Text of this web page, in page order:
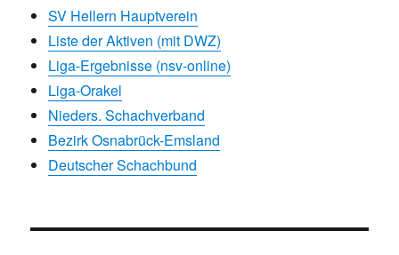
SV Hellern Hauptverein
Liste der Aktiven (mit DWZ)
Liga-Ergebnisse (nsv-online)
Liga-Orakel
Nieders. Schachverband
Bezirk Osnabrück-Emsland
Deutscher Schachbund